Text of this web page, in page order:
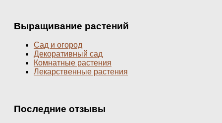
Выращивание растений
Сад и огород
Декоративный сад
Комнатные растения
Лекарственные растения
Последние отзывы